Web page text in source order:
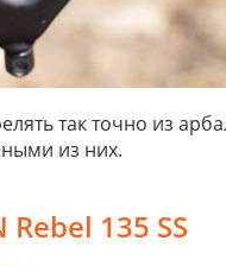
так точно из
из них.
135 SS